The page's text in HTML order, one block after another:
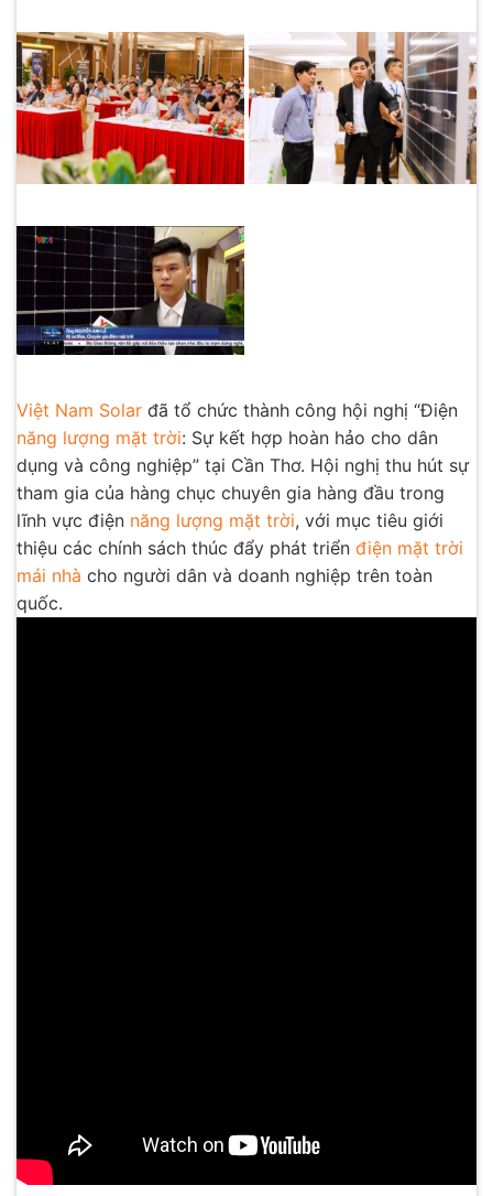
Việt Nam Solar đã tổ chức thành công hội nghị “Điện
năng lượng mặt trời: Sự kết hợp hoàn hảo cho dân
dụng và công nghiệp” tại Cần Thơ. Hội nghị thu hút sự
tham gia của hàng chục chuyên gia hàng đầu trong
lĩnh vực điện năng lượng mặt trời, với mục tiêu giới
thiệu các chính sách thúc đẩy phát triển điện mặt trời
mái nhà cho người dân và doanh nghiệp trên toàn
quốc.